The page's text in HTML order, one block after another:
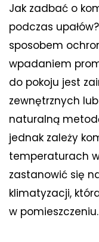
Jak zadbać o
podczas
sposobem
wpadaniem
do pokoju jest
zewnętrznych
naturalną
jednak zależy
temperaturach
zastanowić się
klimatyzacji,
w pomieszczeniu.